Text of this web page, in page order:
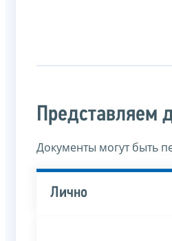
Представляем
Документы могут быть
Лично